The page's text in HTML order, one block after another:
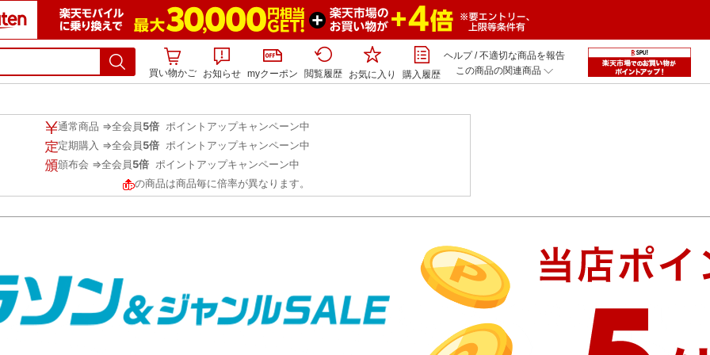
買い物かご お知らせ myクーポン 閲覧履歴 お気に入り 購入履歴
ヘルプ/不適切な商品を報告
この商品の関連商品
通常商品 ⇒全会員5倍 ポイントアップキャンペーン中
定期購入 ⇒全会員5倍 ポイントアップキャンペーン中
頒布会 ⇒全会員5倍 ポイントアップキャンペーン中
の商品は商品毎に倍率が異なります。